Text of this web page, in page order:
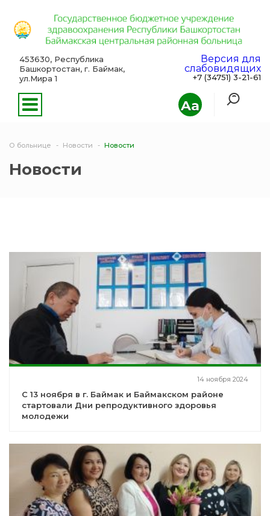
Aa
453630, Республика
Башкортостан, г. Баймак,
ул.Мира 1
Версия для
слабовидящих
+7 (34751) 3-21-61
О больнице Новости Новости
Новости
14 ноября 2024
С 13 ноября в г. Баймак и Баймакском районе
стартовали Дни репродуктивного здоровья
молодежи